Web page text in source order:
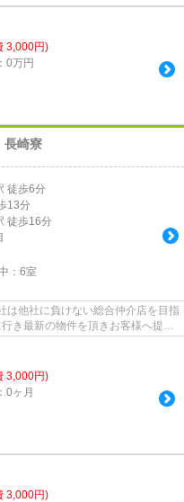
3,000円)
0万円
崎寮
徒歩6分
13分
徒歩16分
： 6室
は他社に負けない総合仲介店を目指
き最新の物件を頂きお客様へ提供
3,000円)
0ヶ月
3,000円)